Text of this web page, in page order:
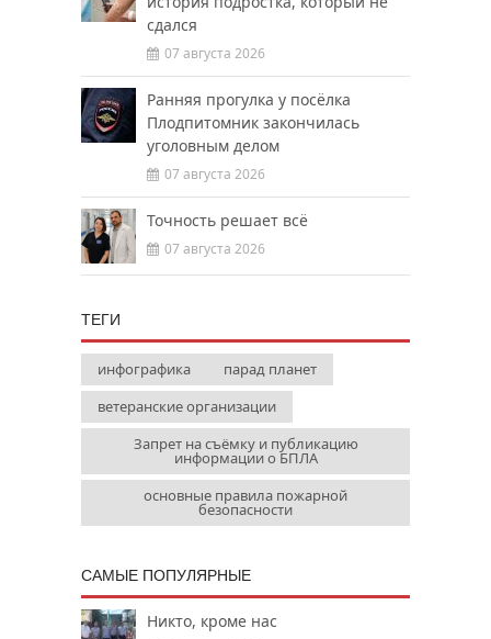
сдался
07 августа 2026
Ранняя прогулка у посёлка
Плодпитомник закончилась
уголовным делом
07 августа 2026
Точность решает всё
07 августа 2026
ТЕГИ
инфографика
парад планет
ветеранские организации
Запрет на съёмку и публикацию
информации о БПЛА
основные правила пожарной
безопасности
САМЫЕ ПОПУЛЯРНЫЕ
Никто, кроме нас